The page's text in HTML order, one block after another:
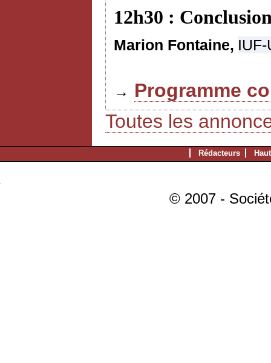
12h30 :
Marion Fontaine,
→ Programme
Toutes les
Rédacteurs
© 2007 -